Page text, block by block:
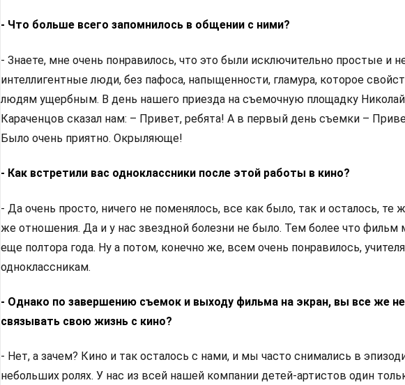
- Что больше всего запомнилось в общении с ними?
- Знаете, мне очень понравилось, что это были исключительно простые и
интеллигентные люди, без пафоса, напыщенности, гламура, которое
людям ущербным. В день нашего приезда на съемочную площадку
Караченцов сказал нам: – Привет, ребята! А в первый день съемки –
Было очень приятно. Окрыляюще!
- Как встретили вас одноклассники после этой работы в кино?
- Да очень просто, ничего не поменялось, все как было, так и осталось, те
же отношения. Да и у нас звездной болезни не было. Тем более что фильм
еще полтора года. Ну а потом, конечно же, всем очень понравилось,
одноклассникам.
- Однако по завершению съемок и выходу фильма на экран, вы все же
связывать свою жизнь с кино?
- Нет, а зачем? Кино и так осталось с нами, и мы часто снимались в
небольших ролях. У нас из всей нашей компании детей-артистов один